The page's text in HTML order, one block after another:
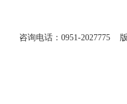
咨询电话：0951-2027775